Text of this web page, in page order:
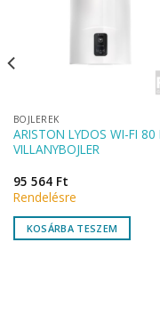
BOJLEREK
ARISTON LYDOS WI-FI 80
VILLANYBOJLER
95 564 Ft
Rendelésre
KOSÁRBA TESZEM